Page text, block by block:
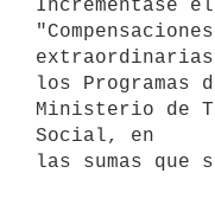
Increméntase
los Programas
Ministerio de
Social, en
las sumas que